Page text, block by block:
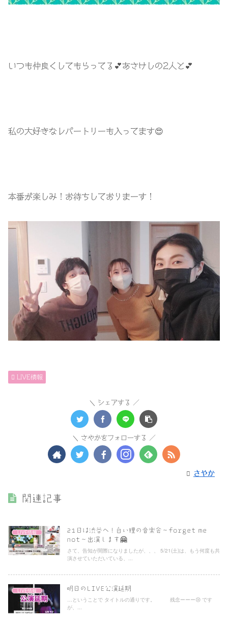
いつも仲良くしてもらってる💕あさけしの2人と💕
私の大好きなレパートリーも入ってます😍
本番が楽しみ！お待ちしておりまーす！
LIVE情報
シェアする
さやかをフォローする
さやか
関連記事
LIVE情報
21日は渋谷へ！白い狸の音楽会〜forget me
not〜出演します🤗
さて、告知が間際になりましたが、、、 5/21(土)は、もう何度も共
演させていただいている、...
LIVE情報 明日のLIVE公演延期
…ということで タイトルの通りです。 残念ーーー😢 です
が、...